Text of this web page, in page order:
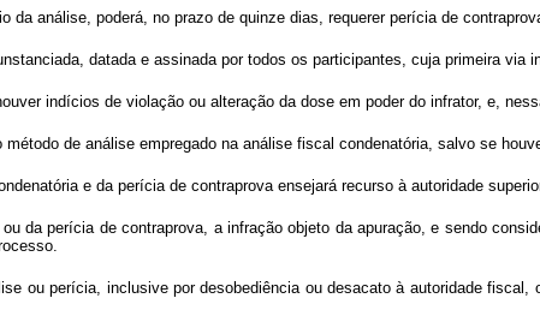
da análise, poderá, no prazo de quinze dias, requerer perícia de
datada e assinada por todos os participantes, cuja primeira
indícios de violação ou alteração da dose em poder do infrator, e,
de análise empregado na análise fiscal condenatória, salvo se
e da perícia de contraprova ensejará recurso à autoridade
da perícia de contraprova, a infração objeto da apuração, e sendo
ou perícia, inclusive por desobediência ou desacato à autoridade